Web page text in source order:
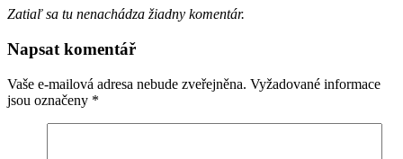
Zatiaľ sa tu nenachádza žiadny komentár.
Napsat komentář
Vaše e-mailová adresa nebude zveřejněna. Vyžadované informace
jsou označeny *